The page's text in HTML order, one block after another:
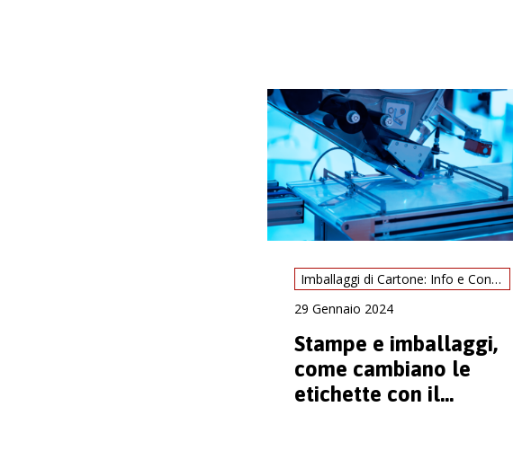
Imballaggi di Cartone: Info e Consigli
29 Gennaio 2024
Stampe e imballaggi,
come cambiano le
etichette con il